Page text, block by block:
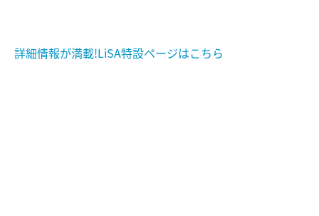
詳細情報が満載!LiSA特設ページはこちら